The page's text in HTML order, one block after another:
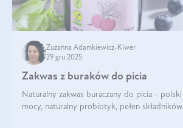
Zuzanna Adamkiewicz-Kiwer
29 gru 2025
Zakwas z buraków do picia
Naturalny zakwas buraczany do picia -
mocy, naturalny probiotyk, pełen